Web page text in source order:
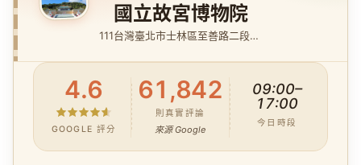
國立故宮博物院
111台灣臺北市士林區至善路二段221號
4.6
GOOGLE 評分
61,842
則真實評論
來源 Google
09:00–
17:00
今日時段